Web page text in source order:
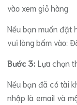
vào xem giỏ hàng
Nếu bạn muốn đặt
vui lòng bấm vào:
Bước 3: Lựa chọn
Nếu bạn đã có tài
nhập là email và